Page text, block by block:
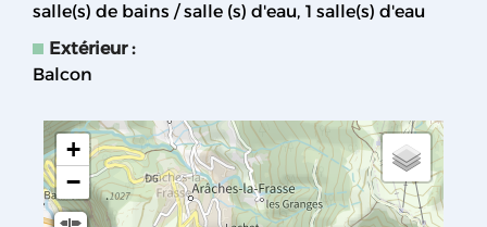
salle(s) de bains / salle (s) d'eau 1 salle(s) d'eau
Extérieur:
Balcon
+
−